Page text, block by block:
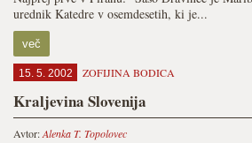
urednik Katedre v osemdesetih, ki je...
več
15. 5. 2002 ZOFIJINA BODICA
Kraljevina Slovenija
Avtor:Alenka T. Topolovec